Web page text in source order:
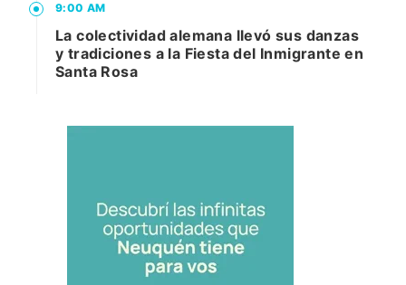
9:00 AM
La colectividad alemana llevó sus danzas
y tradiciones a la Fiesta del Inmigrante en
Santa Rosa